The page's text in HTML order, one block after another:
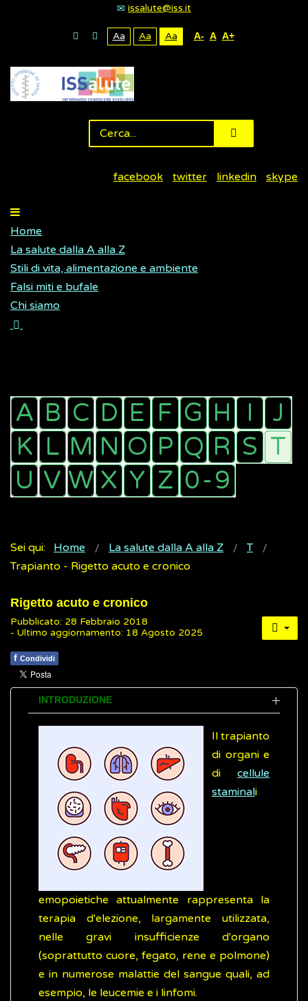
issalute@iss.it
Aa Aa Aa A- A A+
facebook twitter linkedin skype
Home
La salute dalla A alla Z
Stili di vita, alimentazione e ambiente
Falsi miti e bufale
Chi siamo
Sei qui: Home La salute dalla A alla Z
T
Trapianto - Rigetto acuto e cronico
Rigetto acuto e cronico
Pubblicato: 28 Febbraio 2018
- Ultimo aggiornamento: 18 Agosto 2025
f Condividi
INTRODUZIONE
Il trapianto
di organi e
di cellule
staminali
emopoietiche attualmente rappresenta la
terapia d'elezione, largamente utilizzata,
nelle gravi insufficienze d'organo
(soprattutto cuore, fegato, rene e polmone)
e in numerose malattie del sangue quali, ad
esempio, le leucemie e i linfomi.